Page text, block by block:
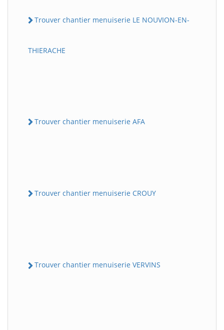
Trouver chantier menuiserie LE NOUVION-EN-
THIERACHE
Trouver chantier menuiserie AFA
Trouver chantier menuiserie CROUY
Trouver chantier menuiserie VERVINS